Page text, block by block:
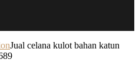
Jual celana kulot bahan katun